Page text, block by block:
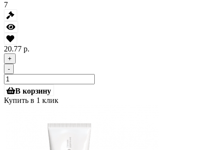
7
20.77 р.
+
-
В корзину
Купить в 1 клик